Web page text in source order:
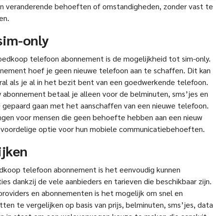
veranderende behoeften of omstandigheden, zonder vast te
only
telefoon abonnement is de mogelijkheid tot sim-only.
hoef je geen nieuwe telefoon aan te schaffen. Dit kan
als je al in het bezit bent van een goedwerkende telefoon.
betaal je alleen voor de belminuten, sms’jes en
gaan met het aanschaffen van een nieuwe telefoon.
voor mensen die geen behoefte hebben aan een nieuw
optie voor hun mobiele communicatiebehoeften.
telefoon abonnement is het eenvoudig kunnen
dankzij de vele aanbieders en tarieven die beschikbaar zijn.
en abonnementen is het mogelijk om snel en
te vergelijken op basis van prijs, belminuten, sms’jes, data